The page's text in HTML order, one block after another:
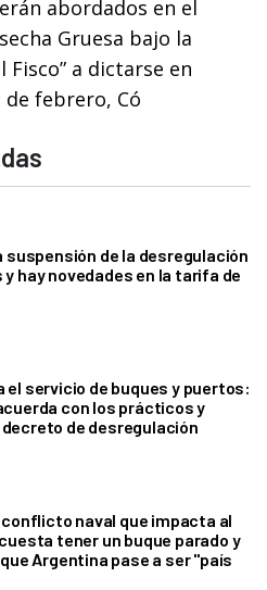
abordados en el
Gruesa bajo la
a dictarse en
febrero, Có
suspensión de la desregulación
hay novedades en la tarifa de
el servicio de buques y puertos:
con los prácticos y
de desregulación
naval que impacta al
tener un buque parado y
Argentina pase a ser "país